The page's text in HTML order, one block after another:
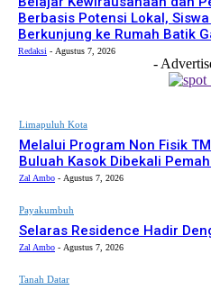
Berbasis Potensi Lokal,
Berkunjung ke Rumah Batik
Redaksi - Agustus 7, 2026
-
Limapuluh Kota
Melalui Program Non Fisik
Buluah Kasok Dibekali
Zal Ambo - Agustus 7, 2026
Payakumbuh
Selaras Residence Hadir
Zal Ambo - Agustus 7, 2026
Tanah Datar